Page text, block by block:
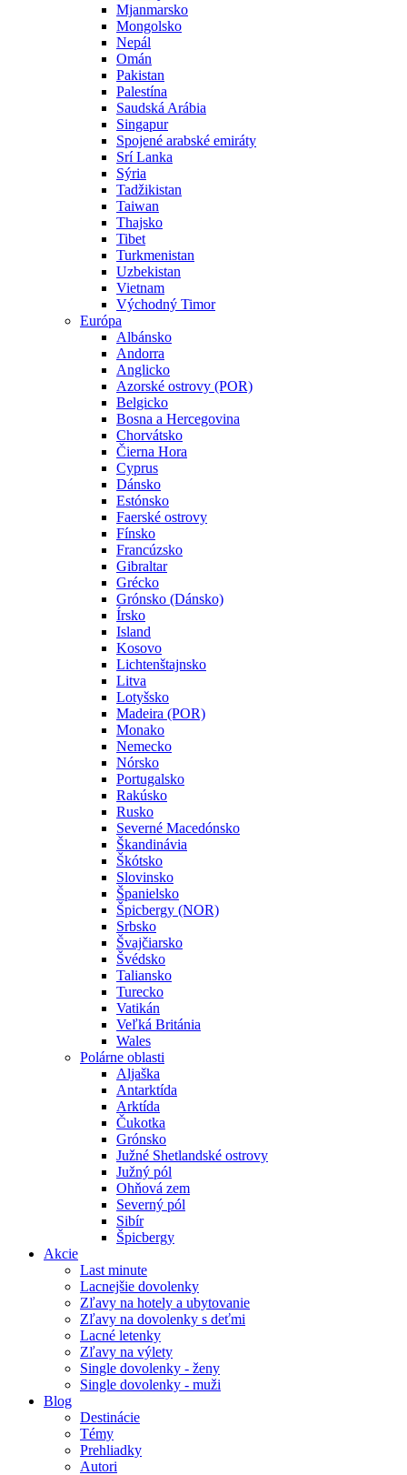
Mjanmarsko
Mongolsko
Nepál
Omán
Pakistan
Palestína
Saudská Arábia
Singapur
Spojené arabské emiráty
Srí Lanka
Sýria
Tadžikistan
Taiwan
Thajsko
Tibet
Turkmenistan
Uzbekistan
Vietnam
Východný Timor
Európa
Albánsko
Andorra
Anglicko
Azorské ostrovy (POR)
Belgicko
Bosna a Hercegovina
Chorvátsko
Čierna Hora
Cyprus
Dánsko
Estónsko
Faerské ostrovy
Fínsko
Francúzsko
Gibraltar
Grécko
Grónsko (Dánsko)
Írsko
Island
Kosovo
Lichtenštajnsko
Litva
Lotyšsko
Madeira (POR)
Monako
Nemecko
Nórsko
Portugalsko
Rakúsko
Rusko
Severné Macedónsko
Škandinávia
Škótsko
Slovinsko
Španielsko
Špicbergy (NOR)
Srbsko
Švajčiarsko
Švédsko
Taliansko
Turecko
Vatikán
Veľká Británia
Wales
Polárne oblasti
Aljaška
Antarktída
Arktída
Čukotka
Grónsko
Južné Shetlandské ostrovy
Južný pól
Ohňová zem
Severný pól
Sibír
Špicbergy
Akcie
Last minute
Lacnejšie dovolenky
Zľavy na hotely a ubytovanie
Zľavy na dovolenky s deťmi
Lacné letenky
Zľavy na výlety
Single dovolenky - ženy
Single dovolenky - muži
Blog
Destinácie
Témy
Prehliadky
Autori